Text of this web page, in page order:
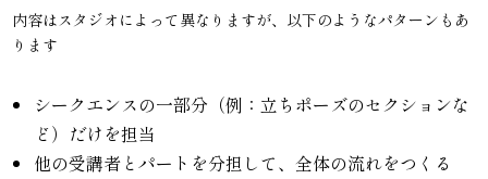
内容はスタジオによって異なりますが、以下のようなパターンもあ
ります
シークエンスの一部分（例：立ちポーズのセクションな
ど）だけを担当
他の受講者とパートを分担して、全体の流れをつくる